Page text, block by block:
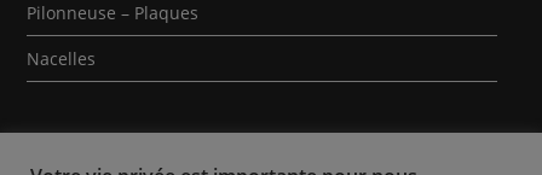
Pilonneuse – Plaques
Nacelles